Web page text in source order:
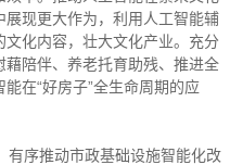
现更大作为，利用人工智能辅
化内容，壮大文化产业。充分
陪伴、养老托育助残、推进全
在“好房子”全生命周期的应
有序推动市政基础设施智能化改